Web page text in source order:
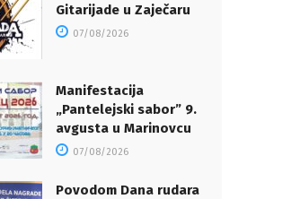
Gitarijade u Zaječaru
07/08/2026
Manifestacija
„Pantelejski sabor” 9.
avgusta u Marinovcu
07/08/2026
Povodom Dana rudara